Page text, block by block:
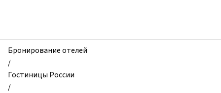
и
квартиры,
Horoshie
Kvartiryi
Бронирование отелей
/
Гостиницы России
/